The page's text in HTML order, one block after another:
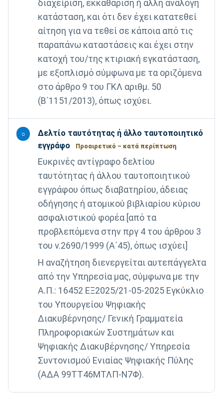
διαχείριση, εκκαθάριση ή άλλη ανάλογη
κατάσταση, και ότι δεν έχει κατατεθεί
αίτηση για να τεθεί σε κάποια από τις
παραπάνω καταστάσεις και έχει στην
κατοχή του/της κτιριακή εγκατάσταση,
με εξοπλισμό σύμφωνα με τα οριζόμενα
στο άρθρο 9 του ΓΚΛ αριθμ. 50
(Β΄1151/2013), όπως ισχύει.
○
Δελτίο ταυτότητας ή άλλο ταυτοποιητικό
εγγράφο
Προαιρετικό – κατά περίπτωση
Ευκρινές αντίγραφο δελτίου
ταυτότητας ή άλλου ταυτοποιητικού
εγγράφου όπως διαβατηρίου, άδειας
οδήγησης ή ατομικού βιβλιαρίου κύριου
ασφαλιστικού φορέα [από τα
προβλεπόμενα στην πργ 4 του άρθρου 3
του ν.2690/1999 (Α΄45), όπως ισχύει]
H αναζήτηση διενεργείται αυτεπάγγελτα
από την Υπηρεσία μας, σύμφωνα με την
Α.Π.: 16452 ΕΞ2025/21-05-2025 Εγκύκλιο
του Υπουργείου Ψηφιακής
Διακυβέρνησης/ Γενική Γραμματεία
Πληροφοριακών Συστημάτων και
Ψηφιακής Διακυβέρνησης/ Υπηρεσία
Συντονισμού Ενιαίας Ψηφιακής Πύλης
(ΑΔΑ 99ΤΤ46ΜΤΛΠ-Ν7Φ).